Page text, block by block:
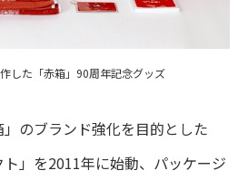
した「赤箱」90周年記念グッズ
のブランド強化を目的とした
ト」を2011年に始動、パッケージ